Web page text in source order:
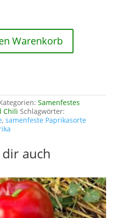
Warenkorb
Samenfestes
Chili Schlagwörter:
, samenfeste Paprikasorte
auch